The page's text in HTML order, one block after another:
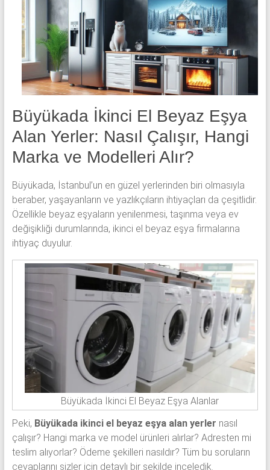
klima
kombi
alınır.
Büyükada İkinci El Beyaz Eşya
Alan Yerler: Nasıl Çalışır, Hangi
Marka ve Modelleri Alır?
Büyükada, İstanbul’un en güzel yerlerinden biri olmasıyla
beraber, yaşayanların ve yazlıkçıların ihtiyaçları da çeşitlidir.
Özellikle beyaz eşyaların yenilenmesi, taşınma veya ev
değişikliği durumlarında, ikinci el beyaz eşya firmalarına
ihtiyaç duyulur.
Büyükada İkinci El Beyaz Eşya Alanlar
Peki, Büyükada ikinci el beyaz eşya alan yerler nasıl
çalışır? Hangi marka ve model ürünleri alırlar? Adresten mi
teslim alıyorlar? Ödeme şekilleri nasıldır? Tüm bu soruların
cevaplarını sizler için detaylı bir şekilde inceledik.